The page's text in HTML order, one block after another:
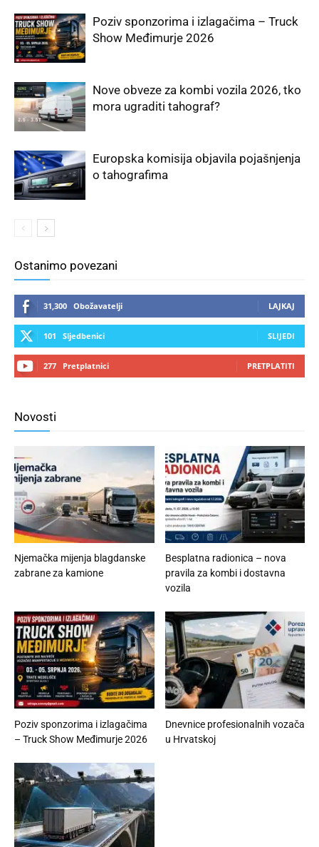
Poziv sponzorima i izlagačima – Truck
Show Međimurje 2026
Nove obveze za kombi vozila 2026, tko
mora ugraditi tahograf?
Europska komisija objavila pojašnjenja
o tahografima
Ostanimo povezani
31,300 Obožavatelji LAJKAJ
101 Sljedbenici SLIJEDI
277 Pretplatnici PRETPLATITI
Novosti
Njemačka mijenja blagdanske
zabrane za kamione
Besplatna radionica – nova
pravila za kombi i dostavna
vozila
Poziv sponzorima i izlagačima
– Truck Show Međimurje 2026
Dnevnice profesionalnih vozača
u Hrvatskoj